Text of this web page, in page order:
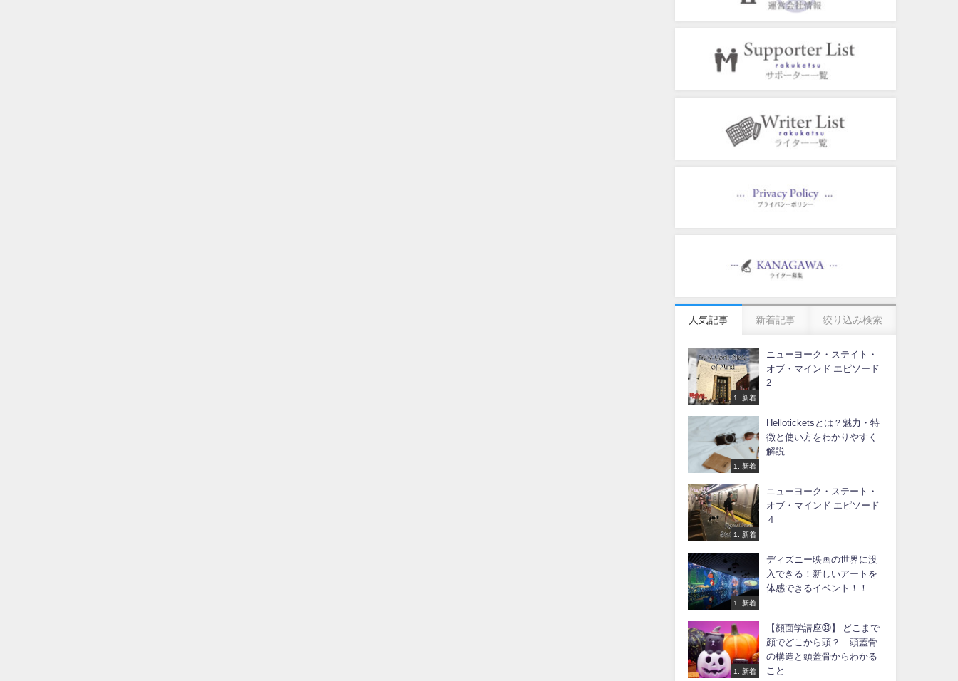
人気記事 新着記事 絞り込み検索
1. 新着
ニューヨーク・ステイト・
オブ・マインド エピソード
2
1. 新着
Helloticketsとは？魅力・特
徴と使い方をわかりやすく
解説
1. 新着
ニューヨーク・ステート・
オブ・マインド エピソード
４
1. 新着
ディズニー映画の世界に没
入できる！新しいアートを
体感できるイベント！！
1. 新着
【顔面学講座㉝】 どこまで
顔でどこから頭？ 頭蓋骨
の構造と頭蓋骨からわかる
こと